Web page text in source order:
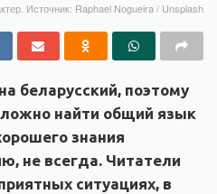
Источник: Raphael Nogueira / Unsplash
беларусский, поэтому
найти общий язык
знания
не всегда. Читатели
ситуациях, в